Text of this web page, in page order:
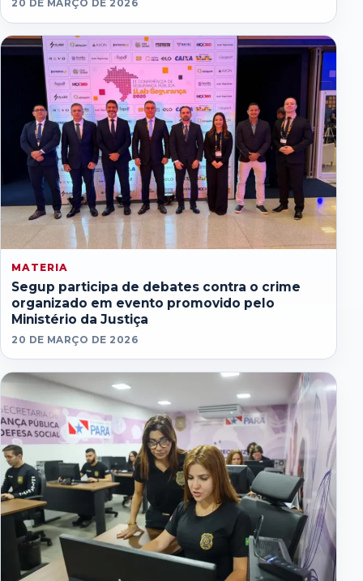
20 DE MARÇO DE 2026
MATERIA
Segup participa de debates contra o crime
organizado em evento promovido pelo
Ministério da Justiça
20 DE MARÇO DE 2026